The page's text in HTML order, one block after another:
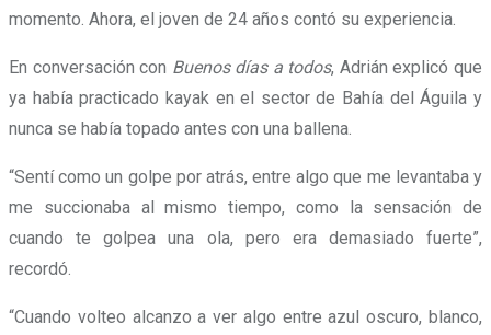
momento. Ahora, el joven de 24 años contó su experiencia.
En conversación con Buenos días a todos, Adrián explicó que
ya había practicado kayak en el sector de Bahía del Águila y
nunca se había topado antes con una ballena.
“Sentí como un golpe por atrás, entre algo que me levantaba y
me succionaba al mismo tiempo, como la sensación de
cuando te golpea una ola, pero era demasiado fuerte”,
recordó.
“Cuando volteo alcanzo a ver algo entre azul oscuro, blanco,